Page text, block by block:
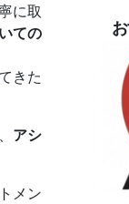
に取
ての
きた
アシ
メン